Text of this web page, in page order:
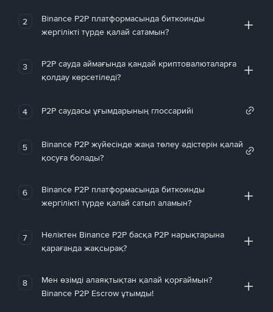
2
Binance P2P платформасында биткоинды
жергілікті түрде қалай сатамын?
3
P2P сауда аймағында қандай криптовалюталарға
қолдау көрсетіледі?
4 P2P саудасы ұғымдарының глоссарийі
5
Binance P2P жүйесінде жаңа төлеу әдістерін қалай
қосуға болады?
6
Binance P2P платформасында биткоинды
жергілікті түрде қалай сатып аламын?
7
Неліктен Binance P2P басқа P2P нарықтарына
қарағанда жақсырақ?
8
Мен өзімді алаяқтықтан қалай қорғаймын?
Binance P2P Escrow ұтымды!